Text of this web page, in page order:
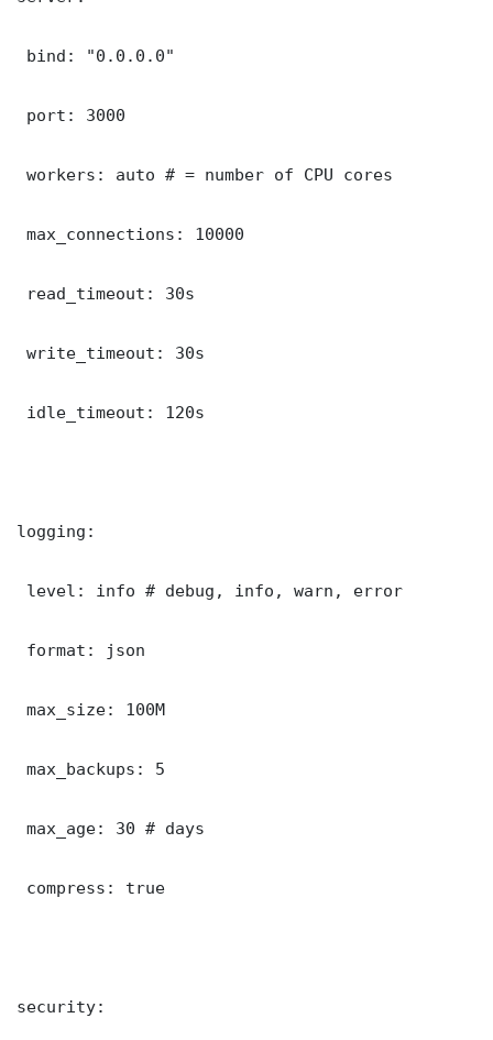
bind: "0.0.0.0"
port: 3000
workers: auto # = number of CPU cores
max_connections: 10000
read_timeout: 30s
write_timeout: 30s
idle_timeout: 120s
logging:
level: info # debug, info, warn, error
format: json
max_size: 100M
max_backups: 5
max_age: 30 # days
compress: true
security: